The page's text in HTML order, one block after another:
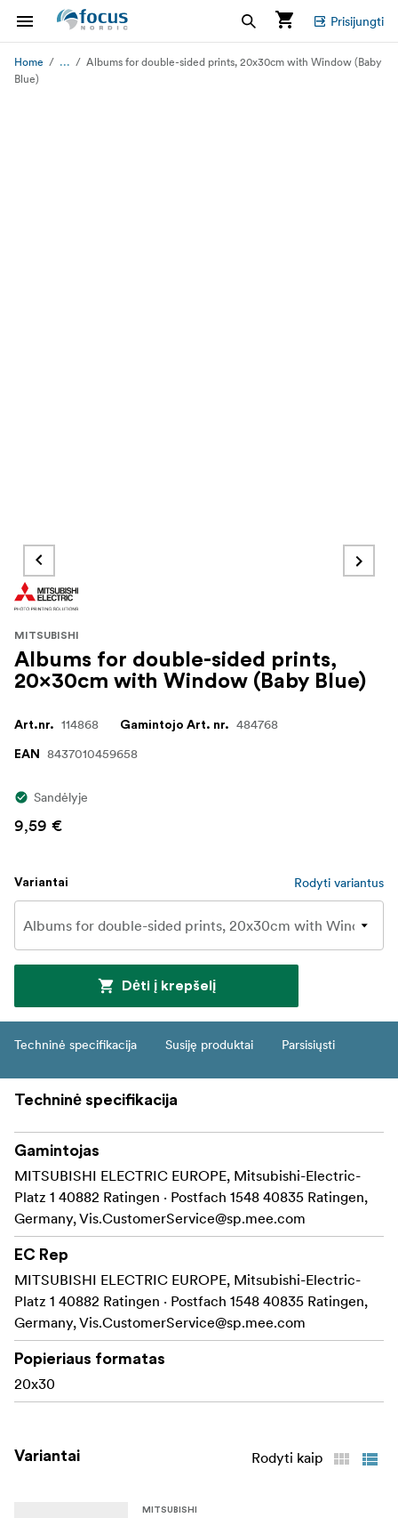
Prisijungti
Home ...
Albums for double-sided prints, 20x30cm with Window (Baby
Blue)
MITSUBISHI
Albums for double-sided prints,
20x30cm with Window (Baby Blue)
Art.nr. 114868 Gamintojo Art. nr. 484768
EAN 8437010459658
Sandėlyje
9,59 €
Variantai Rodyti variantus
Dėti į krepšelį
Techninė specifikacija Susiję produktai Parsisiųsti
Techninė specifikacija
Gamintojas
MITSUBISHI ELECTRIC EUROPE, Mitsubishi-Electric-
Platz 1 40882 Ratingen · Postfach 1548 40835 Ratingen,
Germany, Vis.CustomerService@sp.mee.com
EC Rep
MITSUBISHI ELECTRIC EUROPE, Mitsubishi-Electric-
Platz 1 40882 Ratingen · Postfach 1548 40835 Ratingen,
Germany, Vis.CustomerService@sp.mee.com
Popieriaus formatas
20x30
Variantai Rodyti kaip
MITSUBISHI